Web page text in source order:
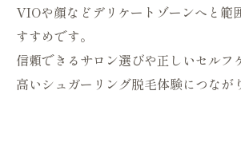
VIOや顔などデリケートゾーンへと範
すすめです。
信頼できるサロン選びや正しいセルフ
高いシュガーリング脱毛体験につなが